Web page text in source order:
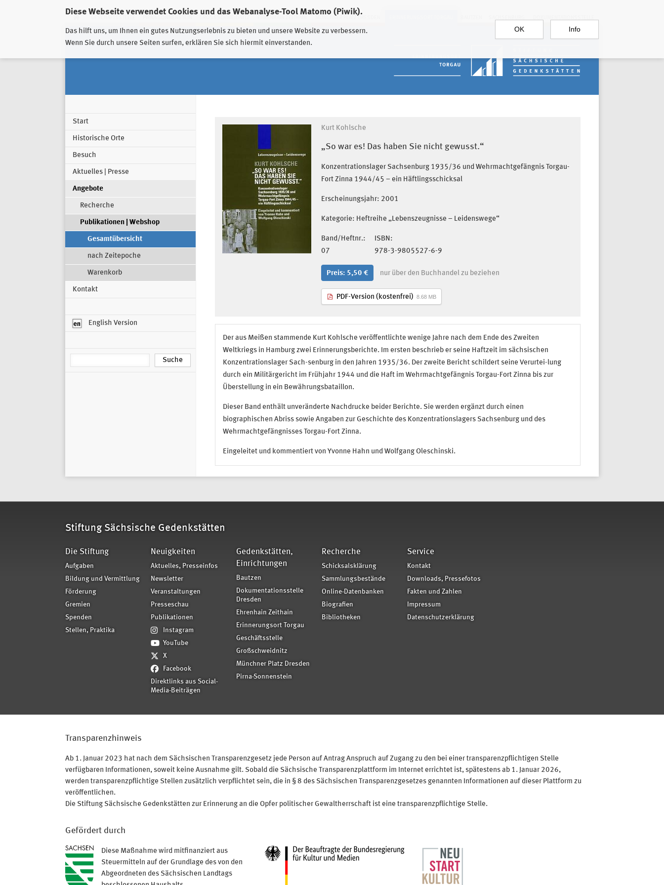
Diese Webseite verwendet Cookies und das Webanalyse-Tool Matomo (Piwik).
Das hilft uns, um Ihnen ein gutes Nutzungserlebnis zu bieten und unsere Website zu verbessern.
Wenn Sie durch unsere Seiten surfen, erklären Sie sich hiermit einverstanden.
OK Info
EHRENHAIN ZEITHAIN MÜNCHNER PLATZ DRESDEN
Start
Historische Orte
Besuch
Aktuelles | Presse
Angebote
Recherche
Publikationen | Webshop
Gesamtübersicht
nach Zeitepoche
Warenkorb
Kontakt
English Version
Kurt Kohlsche
„So war es! Das haben Sie nicht gewusst.“
Konzentrationslager Sachsenburg 1935/36 und Wehrmachtgefängnis Torgau-
Fort Zinna 1944/45 – ein Häftlingsschicksal
Erscheinungsjahr: 2001
Kategorie: Heftreihe „Lebenszeugnisse – Leidenswege“
Band/Heftnr.:
07
ISBN:
978-3-9805527-6-9
Preis: 5,50 € nur über den Buchhandel zu beziehen
PDF-Version (kostenfrei) 8.68 MB
Der aus Meißen stammende Kurt Kohlsche veröffentlichte wenige Jahre nach dem Ende des Zweiten
Weltkriegs in Hamburg zwei Erinnerungsberichte. Im ersten beschrieb er seine Haftzeit im sächsischen
Konzentrationslager Sach-senburg in den Jahren 1935/36. Der zweite Bericht schildert seine Verurtei-lung
durch ein Militärgericht im Frühjahr 1944 und die Haft im Wehrmachtgefängnis Torgau-Fort Zinna bis zur
Überstellung in ein Bewährungsbataillon.
Dieser Band enthält unveränderte Nachdrucke beider Berichte. Sie werden ergänzt durch einen
biographischen Abriss sowie Angaben zur Geschichte des Konzentrationslagers Sachsenburg und des
Wehrmachtgefängnisses Torgau-Fort Zinna.
Eingeleitet und kommentiert von Yvonne Hahn und Wolfgang Oleschinski.
Stiftung Sächsische Gedenkstätten
Die Stiftung
Aufgaben
Bildung und Vermittlung
Förderung
Gremien
Spenden
Stellen, Praktika
Neuigkeiten
Aktuelles, Presseinfos
Newsletter
Veranstaltungen
Presseschau
Publikationen
Instagram
YouTube
X
Facebook
Direktlinks aus Social-
Media-Beiträgen
Gedenkstätten,
Einrichtungen
Bautzen
Dokumentationsstelle
Dresden
Ehrenhain Zeithain
Erinnerungsort Torgau
Geschäftsstelle
Großschweidnitz
Münchner Platz Dresden
Pirna-Sonnenstein
Recherche
Schicksalsklärung
Sammlungsbestände
Online-Datenbanken
Biografien
Bibliotheken
Service
Kontakt
Downloads, Pressefotos
Fakten und Zahlen
Impressum
Datenschutzerklärung
Transparenzhinweis
Ab 1. Januar 2023 hat nach dem Sächsischen Transparenzgesetz jede Person auf Antrag Anspruch auf Zugang zu den bei einer transparenzpflichtigen Stelle
verfügbaren Informationen, soweit keine Ausnahme gilt. Sobald die Sächsische Transparenzplattform im Internet errichtet ist, spätestens ab 1. Januar 2026,
werden transparenzpflichtige Stellen zusätzlich verpflichtet sein, die in § 8 des Sächsischen Transparenzgesetzes genannten Informationen auf dieser Plattform zu
veröffentlichen.
Die Stiftung Sächsische Gedenkstätten zur Erinnerung an die Opfer politischer Gewaltherrschaft ist eine transparenzpflichtige Stelle.
Gefördert durch
Diese Maßnahme wird mitfinanziert aus
Steuermitteln auf der Grundlage des von den
Abgeordneten des Sächsischen Landtags